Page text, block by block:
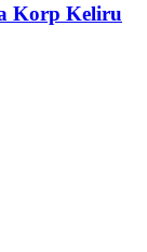
Korp Keliru